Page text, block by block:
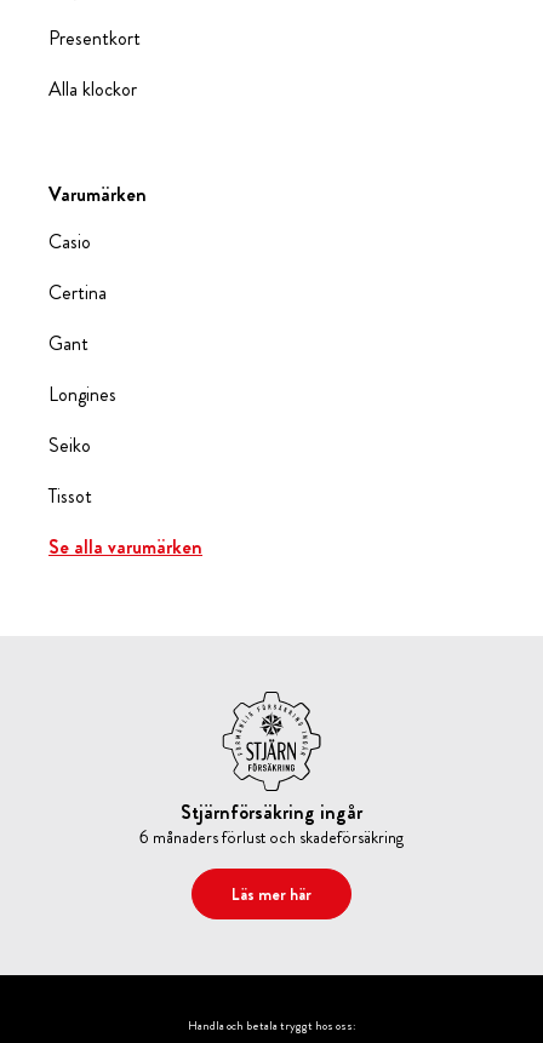
Presentkort
Alla klockor
Varumärken
Casio
Certina
Gant
Longines
Seiko
Tissot
Se alla varumärken
Stjärnförsäkring ingår
6 månaders förlust och skadeförsäkring
Läs mer här
Handla och betala tryggt hos oss: